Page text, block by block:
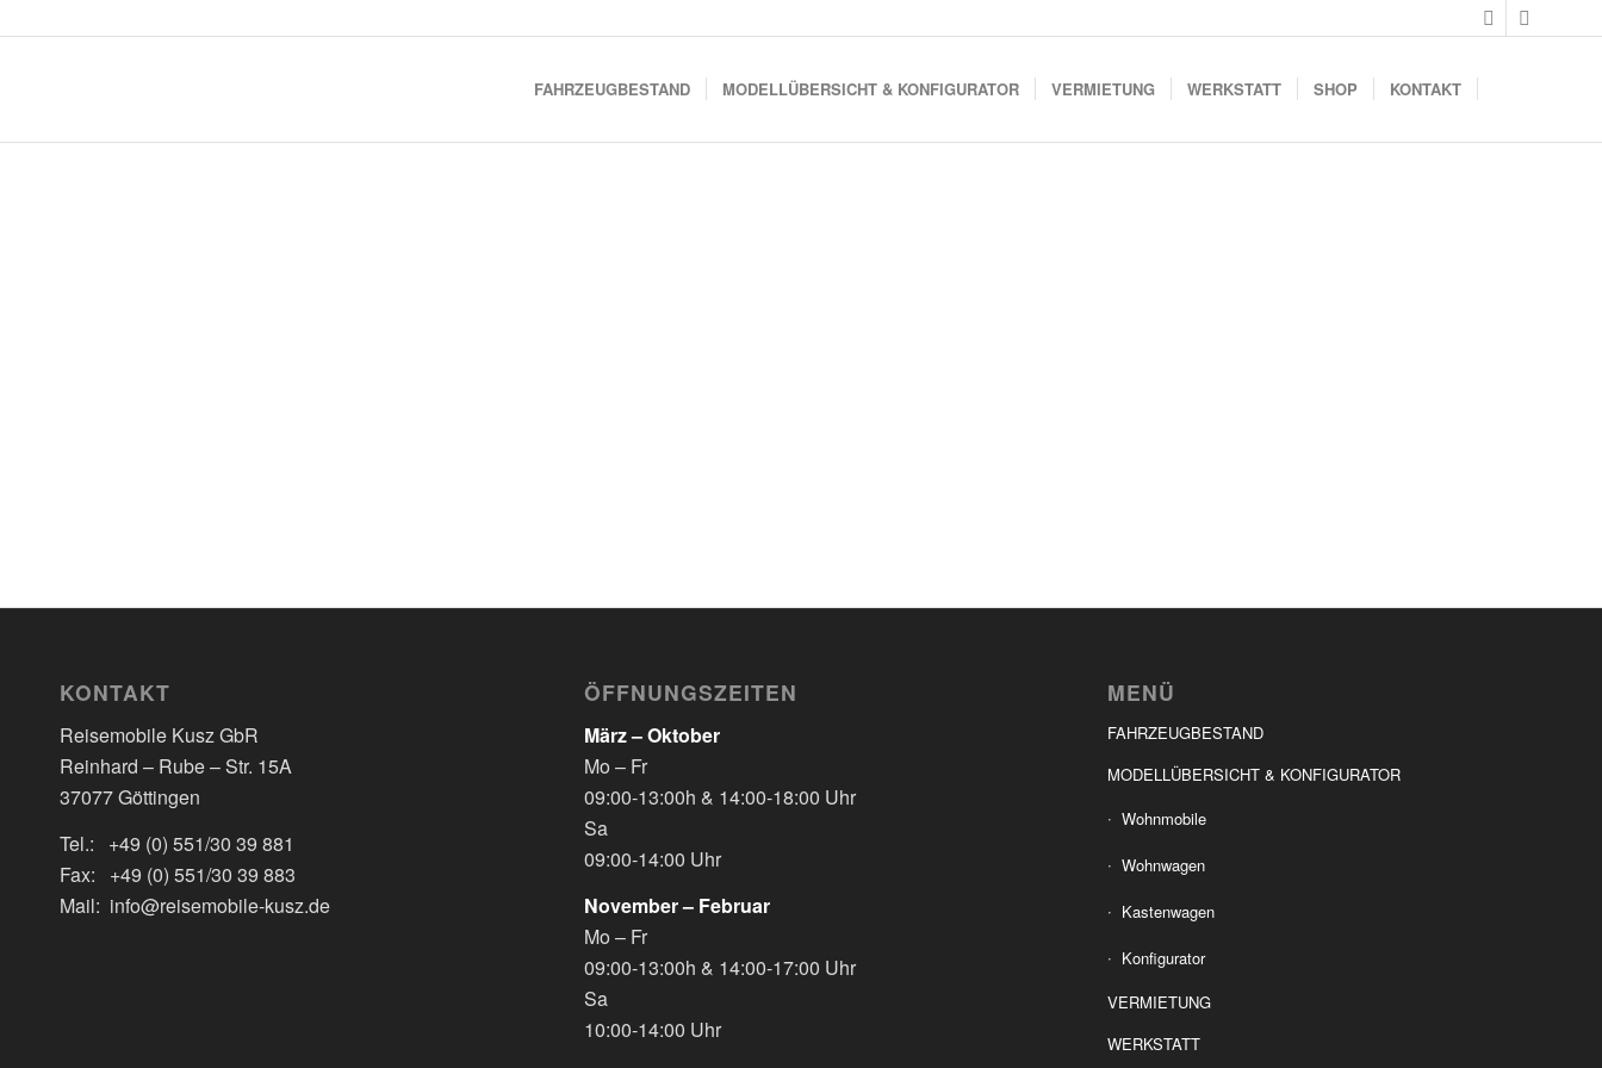
FAHRZEUGBESTAND MODELLÜBERSICHT & KONFIGURATOR VERMIETUNG WERKSTATT SHOP KONTAKT
KONTAKT
Reisemobile Kusz GbR
Reinhard – Rube – Str. 15A
37077 Göttingen
Tel.: +49 (0) 551/30 39 881
Fax: +49 (0) 551/30 39 883
Mail: info@reisemobile-kusz.de
ÖFFNUNGSZEITEN
März – Oktober
Mo – Fr
09:00-13:00h & 14:00-18:00 Uhr
Sa
09:00-14:00 Uhr
November – Februar
Mo – Fr
09:00-13:00h & 14:00-17:00 Uhr
Sa
10:00-14:00 Uhr
MENÜ
FAHRZEUGBESTAND
MODELLÜBERSICHT & KONFIGURATOR
Wohnmobile
Wohnwagen
Kastenwagen
Konfigurator
VERMIETUNG
WERKSTATT